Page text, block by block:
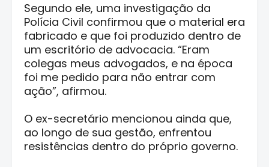
Segundo ele, uma investigação da
Polícia Civil confirmou que o material era
fabricado e que foi produzido dentro de
um escritório de advocacia. “Eram
colegas meus advogados, e na época
foi me pedido para não entrar com
ação”, afirmou.
O ex-secretário mencionou ainda que,
ao longo de sua gestão, enfrentou
resistências dentro do próprio governo.